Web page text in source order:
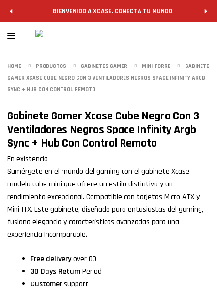
BIENVENIDO A XCASE. CONECTA TU MUNDO
HOME PRODUCTOS GABINETES GAMER MINI TORRE
GABINETE
GAMER XCASE CUBE NEGRO CON 3 VENTILADORES NEGROS SPACE INFINITY ARGB
SYNC + HUB CON CONTROL REMOTO
Gabinete Gamer Xcase Cube Negro Con 3
Ventiladores Negros Space Infinity Argb
Sync + Hub Con Control Remoto
En existencia
Sumérgete en el mundo del gaming con el gabinete Xcase
modelo cube mini que ofrece un estilo distintivo y un
rendimiento excepcional. Compatible con tarjetas Micro ATX y
Mini ITX. Este gabinete, diseñado para entusiastas del gaming,
fusiona elegancia y características avanzadas para una
experiencia incomparable.
Free deliveryover 00
30 Days ReturnPeriod
Customersupport